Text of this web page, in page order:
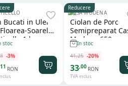
Bucati in Ulei
Soarelui
1 kg
stoc
-3%
11 RON
Reducere
CASA MODENA
Ciolan de Porc
Semipreparat
Modena 650 gr
In stoc
41,25 -20%
33,00 RON
TVA inclus